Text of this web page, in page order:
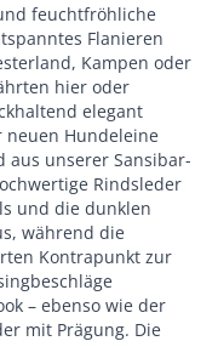
feuchtfröhliche
Flanieren
Kampen oder
hier oder
elegant
Hundeleine
aus unserer Sansibar-
Rindsleder
und die dunklen
während die
Kontrapunkt zur
– ebenso wie der
mit Prägung. Die